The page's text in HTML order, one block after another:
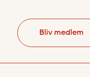
Bliv medlem